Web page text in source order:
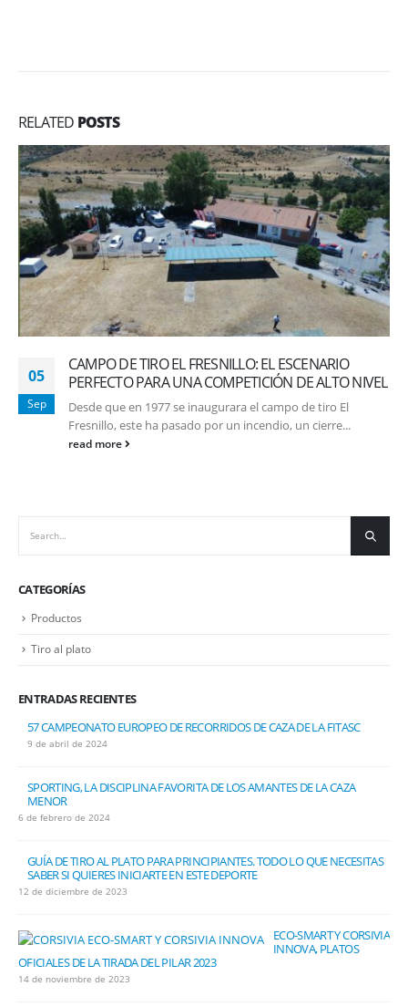
RELATED POSTS
05
Sep
CAMPO DE TIRO EL FRESNILLO: EL ESCENARIO
PERFECTO PARA UNA COMPETICIÓN DE ALTO NIVEL
Desde que en 1977 se inaugurara el campo de tiro El
Fresnillo, este ha pasado por un incendio, un cierre...
read more
CATEGORÍAS
Productos
Tiro al plato
ENTRADAS RECIENTES
57 CAMPEONATO EUROPEO DE RECORRIDOS DE CAZA DE LA FITASC
9 de abril de 2024
SPORTING, LA DISCIPLINA FAVORITA DE LOS AMANTES DE LA CAZA
MENOR
6 de febrero de 2024
GUÍA DE TIRO AL PLATO PARA PRINCIPIANTES. TODO LO QUE NECESITAS
SABER SI QUIERES INICIARTE EN ESTE DEPORTE
12 de diciembre de 2023
ECO-SMART Y CORSIVIA
INNOVA, PLATOS
OFICIALES DE LA TIRADA DEL PILAR 2023
14 de noviembre de 2023